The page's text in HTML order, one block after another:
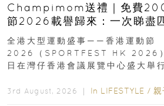
Champimom送禮｜免費
節2026載譽歸來：一次睇盡
動、街舞比賽＋逾百運動品牌
全港大型運動盛事——香港運動節
2026（SPORTFEST HK 2026
日在灣仔香港會議展覽中心盛大舉
3rd August, 2026 ｜ In LIFESTYLE / 親